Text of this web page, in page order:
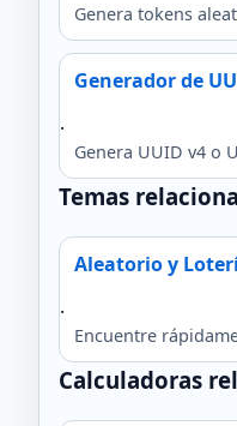
Genera tokens
Generador de
.
Genera UUID v4 o
Temas
Aleatorio y
.
Encuentre
Calculadoras